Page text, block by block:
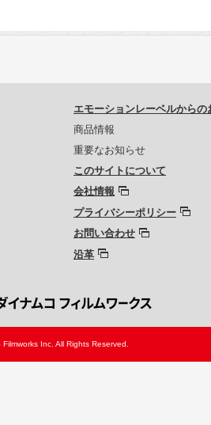
エモーションレーベルからの
商品情報
重要なお知らせ
このサイトについて
会社情報
プライバシーポリシー
お問い合わせ
沿革
Inc. All Rights Reserved.